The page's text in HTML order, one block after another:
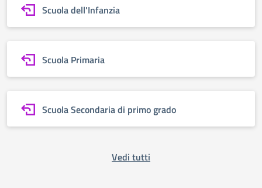
Scuola dell'Infanzia
Scuola Primaria
Scuola Secondaria di primo grado
Vedi tutti